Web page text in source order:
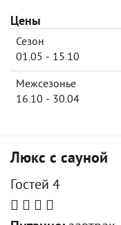
Цены
Сезон
01.05 - 15.10
Межсезонье
16.10 - 30.04
Люкс с сауной
Гостей 4